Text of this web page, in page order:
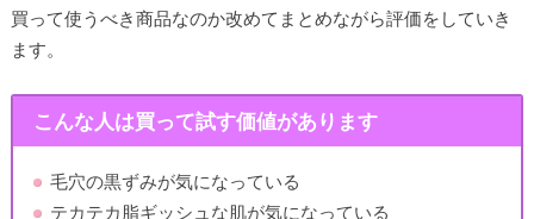
買って使うべき商品なのか改めてまとめながら評価をしていき
ます。
こんな人は買って試す価値があります
毛穴の黒ずみが気になっている
テカテカ脂ギッシュな肌が気になっている